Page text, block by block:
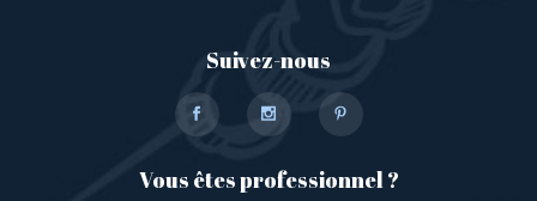
Suivez-nous
Vous êtes professionnel ?